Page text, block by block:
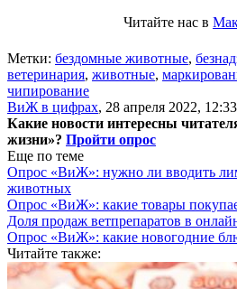
Читайте нас в
Метки: бездомные животные,
ветеринария, животные,
чипирование
ВиЖ в цифрах, 28 апреля 2022, 12:33
Какие новости интересны
жизни»? Пройти опрос
Еще по теме
Опрос «ВиЖ»: нужно ли вводить
животных
Опрос «ВиЖ»: какие товары
Доля продаж ветпрепаратов в
Опрос «ВиЖ»: какие новогодние
Читайте также: